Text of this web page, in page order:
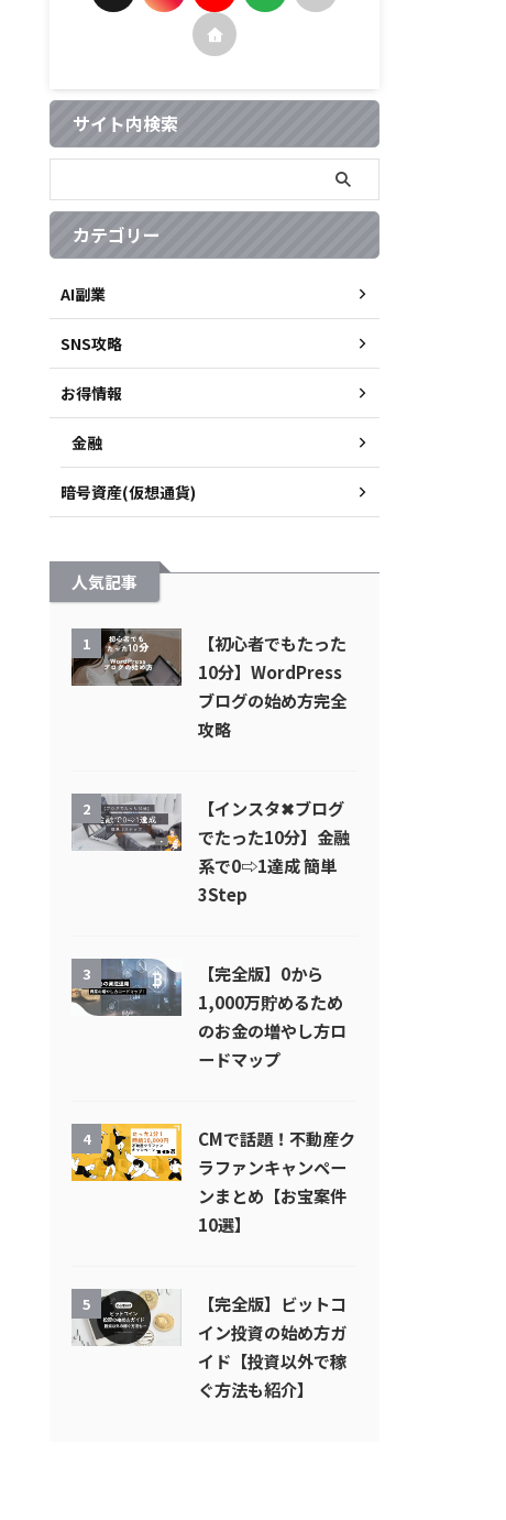
サイト内検索
カテゴリー
AI副業
SNS攻略
お得情報
金融
暗号資産(仮想通貨)
人気記事
1
【初心者でもたった
10分】WordPress
ブログの始め方完全
攻略
2
【インスタ✖︎ブログ
でたった10分】金融
系で0⇨1達成 簡単
3Step
3
【完全版】0から
1,000万貯めるため
のお金の増やし方ロ
ードマップ
4
CMで話題！不動産ク
ラファンキャンペー
ンまとめ【お宝案件
10選】
5
【完全版】ビットコ
イン投資の始め方ガ
イド【投資以外で稼
ぐ方法も紹介】